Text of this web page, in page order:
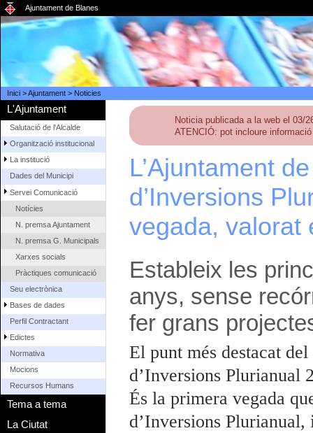
Ajuntament de Blanes
Inici>Ajuntament> Noticies
L'Ajuntament
Salutació de l'Alcalde
Organització institucional
La institució
Dades del Municipi
Servei Comunicació
Notícies
N. premsa Ajuntament
N. premsa G. Municipals
Xarxes socials
Pràctiques comunicació
Seu electrònica
Bases de dades
Perfil Contractant
Edictes
Normativa
Mocions
Recursos Humans
Tema a tema
La Ciutat
Noticia publicada a la web el 03/
ATENCIÓ: pot incloure
L’Ajuntament
d’Inversions
vegada, valorat
Estableix les
anys, sense
fer grans
El punt més destacat
d’Inversions Plurianual
És la primera vegada
d’Inversions Plurianual,